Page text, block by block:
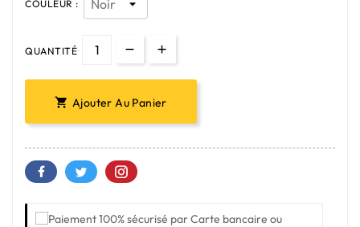
COULEUR :
QUANTITÉ
 Ajouter Au Panier